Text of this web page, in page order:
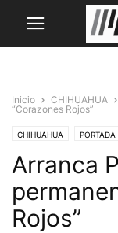
Inicio CHIHUAHUA
“Corazones Rojos”
CHIHUAHUA PORTADA
Arranca
Rojos”